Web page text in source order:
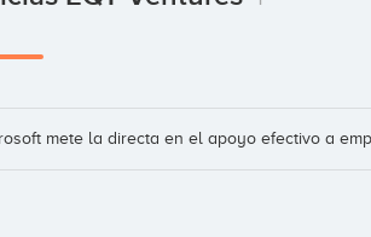
mete la directa en el apoyo efectivo a